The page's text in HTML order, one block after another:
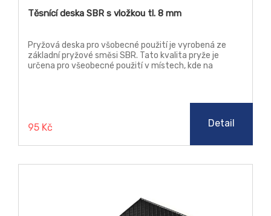
Těsnící deska SBR s vložkou tl. 8 mm
Pryžová deska pro všobecné použití je vyrobená ze
základní pryžové směsi SBR. Tato kvalita pryže je
určena pro všeobecné použití v místech, kde na
95 Kč Detail